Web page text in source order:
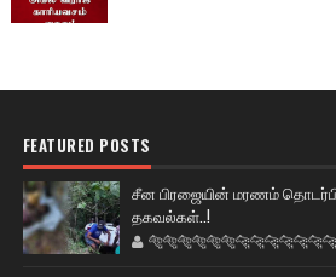
FEATURED POSTS
சீன பிரஜையின் மரணம்
தகவல்கள்..!